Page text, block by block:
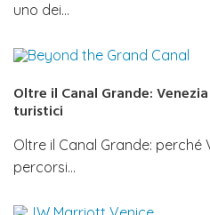
uno dei…
Oltre il Canal Grande:
turistici
Oltre il Canal Grande: perché
percorsi…